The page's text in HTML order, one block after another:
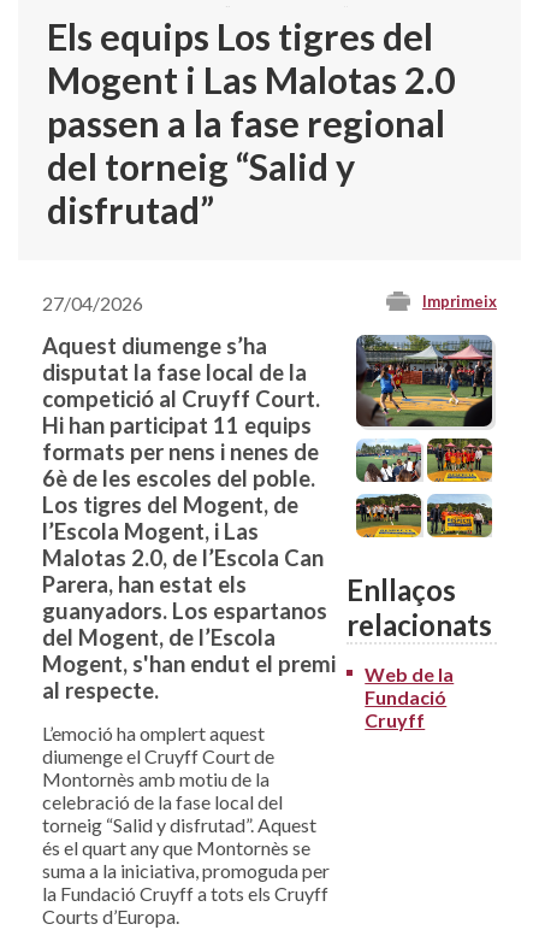
fase regional del torneig “Salid y disfrutad”
Els equips Los tigres del
Mogent i Las Malotas 2.0
passen a la fase regional
del torneig “Salid y
disfrutad”
Imprimeix
27/04/2026
Aquest diumenge s’ha
disputat la fase local de la
competició al Cruyff Court.
Hi han participat 11 equips
formats per nens i nenes de
6è de les escoles del poble.
Los tigres del Mogent, de
l’Escola Mogent, i Las
Malotas 2.0, de l’Escola Can
Parera, han estat els
guanyadors. Los espartanos
del Mogent, de l’Escola
Mogent, s'han endut el premi
al respecte.
L’emoció ha omplert aquest
diumenge el Cruyff Court de
Montornès amb motiu de la
celebració de la fase local del
torneig “Salid y disfrutad”. Aquest
és el quart any que Montornès se
suma a la iniciativa, promoguda per
la Fundació Cruyff a tots els Cruyff
Courts d’Europa.
Enllaços
relacionats
Web de la
Fundació
Cruyff